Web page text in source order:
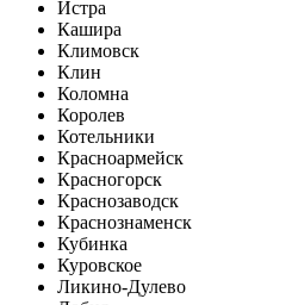
Истра
Кашира
Климовск
Клин
Коломна
Королев
Котельники
Красноармейск
Красногорск
Краснозаводск
Краснознаменск
Кубинка
Куровское
Ликино-Дулево